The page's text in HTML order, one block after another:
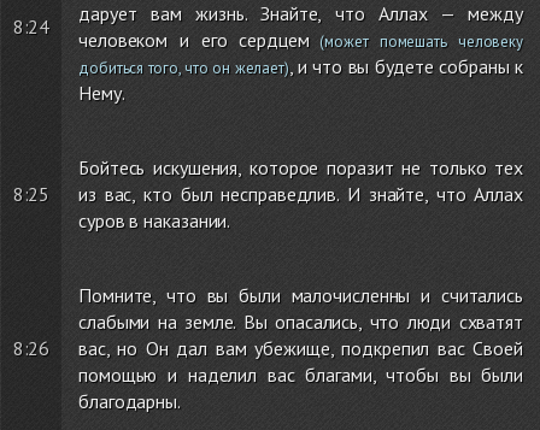
8:24
дарует вам жизнь. Знайте, что Аллах — между
человеком и его сердцем(может помешать человеку
добиться того, что он желает), и что вы будете собраны к
Нему.
8:25
Бойтесь искушения, которое поразит не только тех
из вас, кто был несправедлив. И знайте, что Аллах
суров в наказании.
8:26
Помните, что вы были малочисленны и считались
слабыми на земле. Вы опасались, что люди схватят
вас, но Он дал вам убежище, подкрепил вас Своей
помощью и наделил вас благами, чтобы вы были
благодарны.